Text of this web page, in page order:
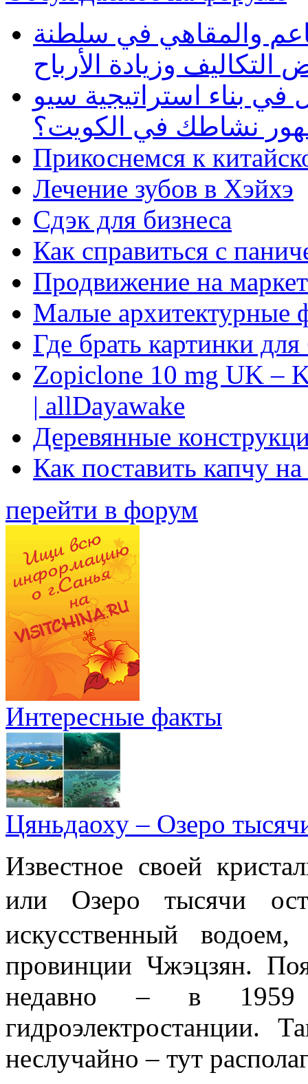
والمقاهي في سلطنة
وزيادة الأرباح
بناء استراتيجية سيو
نشاطك في الكويت؟
Прикоснемся к
Лечение зубов в Хэйхэ
Сдэк для бизнеса
Как справиться с
Продвижение на
Малые архитектурные
Где брать картинки
Zopiclone 10 mg UK –
| allDayawake
Деревянные
Как поставить капчу
перейти в форум
Интересные факты
Цяньдаоху – Озеро
Известное своей
или Озеро тысячи
искусственный
провинции Чжэцзян.
недавно – в 1959
гидроэлектростанции.
неслучайно – тут